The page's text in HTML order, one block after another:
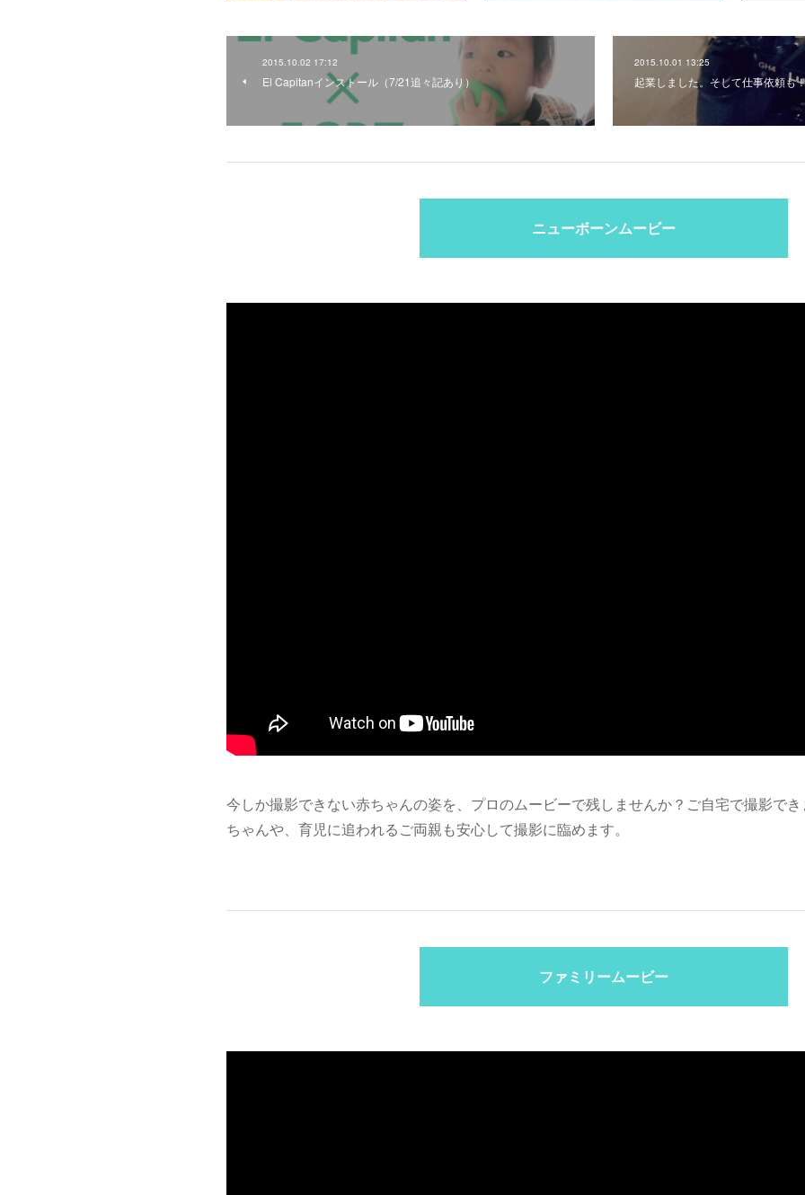
2015.10.02 17:12
El Capitan‎インストール（7/21追々記あり）
2015.10.01 13:25
起業しました。そして仕事依頼も
ニューボーンムービー
今しか撮影できない赤ちゃんの姿を、プロのムービーで残しませんか？ご自宅で撮影で
ちゃんや、育児に追われるご両親も安心して撮影に臨めます。
ファミリームービー